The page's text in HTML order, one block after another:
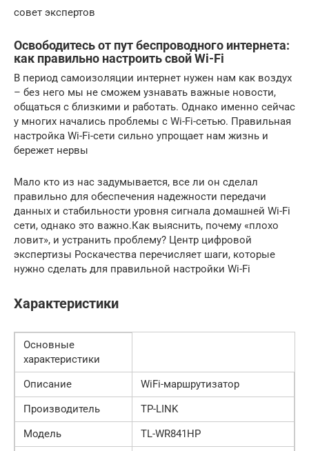
совет экспертов
Освободитесь от пут беспроводного интернета:
как правильно настроить свой Wi-Fi
В период самоизоляции интернет нужен нам как воздух
– без него мы не сможем узнавать важные новости,
общаться с близкими и работать. Однако именно сейчас
у многих начались проблемы с Wi-Fi-сетью. Правильная
настройка Wi-Fi-сети сильно упрощает нам жизнь и
бережет нервы
Мало кто из нас задумывается, все ли он сделал
правильно для обеспечения надежности передачи
данных и стабильности уровня сигнала домашней Wi-Fi
сети, однако это важно.Как выяснить, почему «плохо
ловит», и устранить проблему? Центр цифровой
экспертизы Роскачества перечисляет шаги, которые
нужно сделать для правильной настройки Wi-Fi
Характеристики
Основные
характеристики
Описание
WiFi-маршрутизатор
Производитель
TP-LINK
Модель
TL-WR841HP